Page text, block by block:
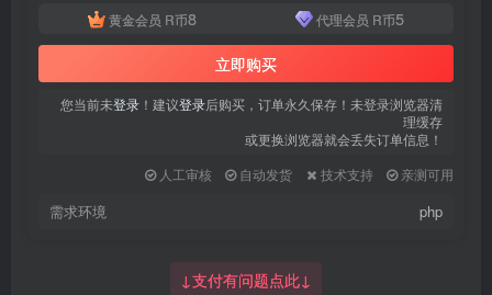
黄金会员 R币8 代理会员 R币5
立即购买
您当前未登录 ！建议登录后购买，订单永久保存！未登录浏览器清
理缓存
或更换浏览器就会丢失订单信息！
人工审核
自动发货 技术支持 亲测可用
需求环境 php
↓支付有问题点此↓